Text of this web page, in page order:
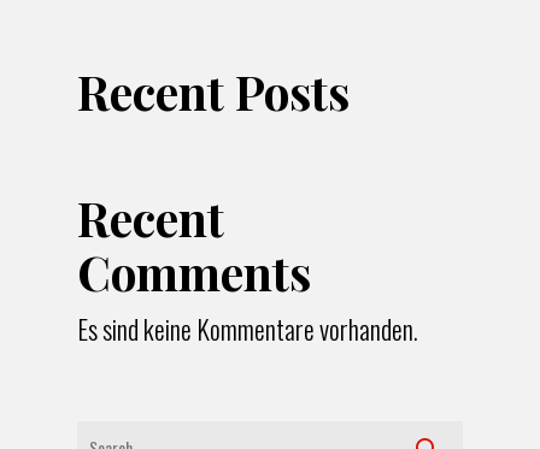
Recent Posts
Recent
Comments
Es sind keine Kommentare vorhanden.